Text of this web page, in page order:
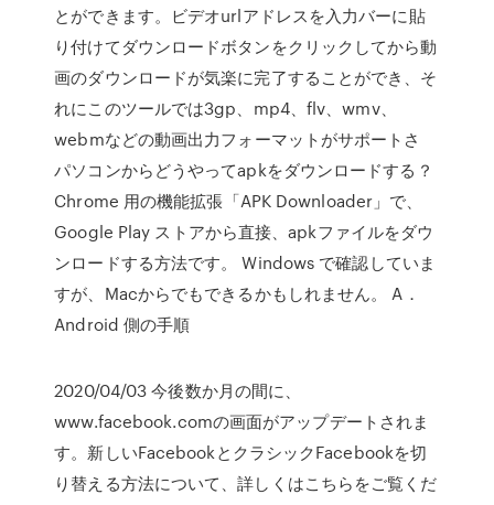
とができます。ビデオurlアドレスを入力バーに貼
り付けてダウンロードボタンをクリックしてから動
画のダウンロードが気楽に完了することができ、そ
れにこのツールでは3gp、mp4、flv、wmv、
webmなどの動画出力フォーマットがサポートさ
パソコンからどうやってapkをダウンロードする？
Chrome 用の機能拡張「APK Downloader」で、
Google Play ストアから直接、apkファイルをダウ
ンロードする方法です。 Windows で確認していま
すが、Macからでもできるかもしれません。 A．
Android 側の手順
2020/04/03 今後数か月の間に、
www.facebook.comの画面がアップデートされま
す。新しいFacebookとクラシックFacebookを切
り替える方法について、詳しくはこちらをご覧くだ